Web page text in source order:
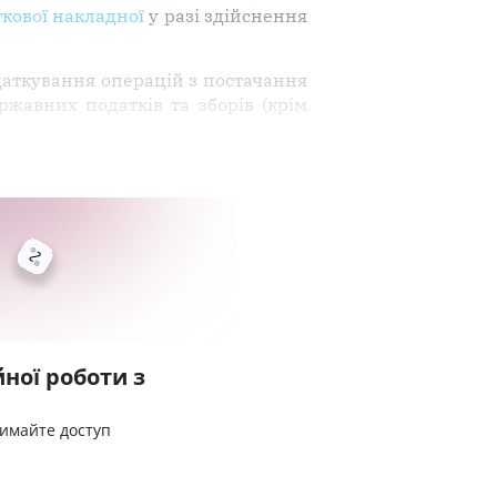
накладноїу разі здійснення
операцій з постачання
податків та зборів (крім
роботи з
доступ